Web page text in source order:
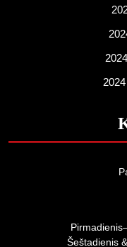
Šeštadienis